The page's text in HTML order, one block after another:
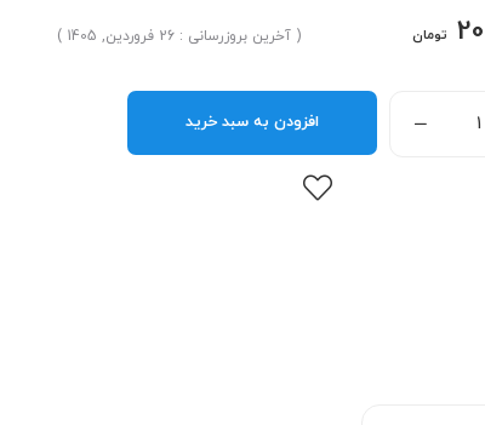
تومان ( آخرین بروزرسانی : 26 فروردین, 1405 )
افزودن به سبد خرید